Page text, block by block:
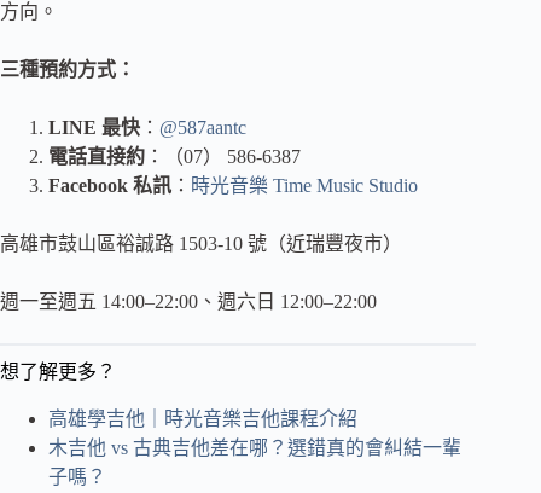
方向。
三種預約方式：
LINE 最快 ： @587aantc
電話直接約 ：（07） 586-6387
Facebook 私訊 ： 時光音樂 Time Music Studio
高雄市鼓山區裕誠路 1503-10 號（近瑞豐夜市）
週一至週五 14:00–22:00、週六日 12:00–22:00
想了解更多？
高雄學吉他｜時光音樂吉他課程介紹
木吉他 vs 古典吉他差在哪？選錯真的會糾結一輩
子嗎？